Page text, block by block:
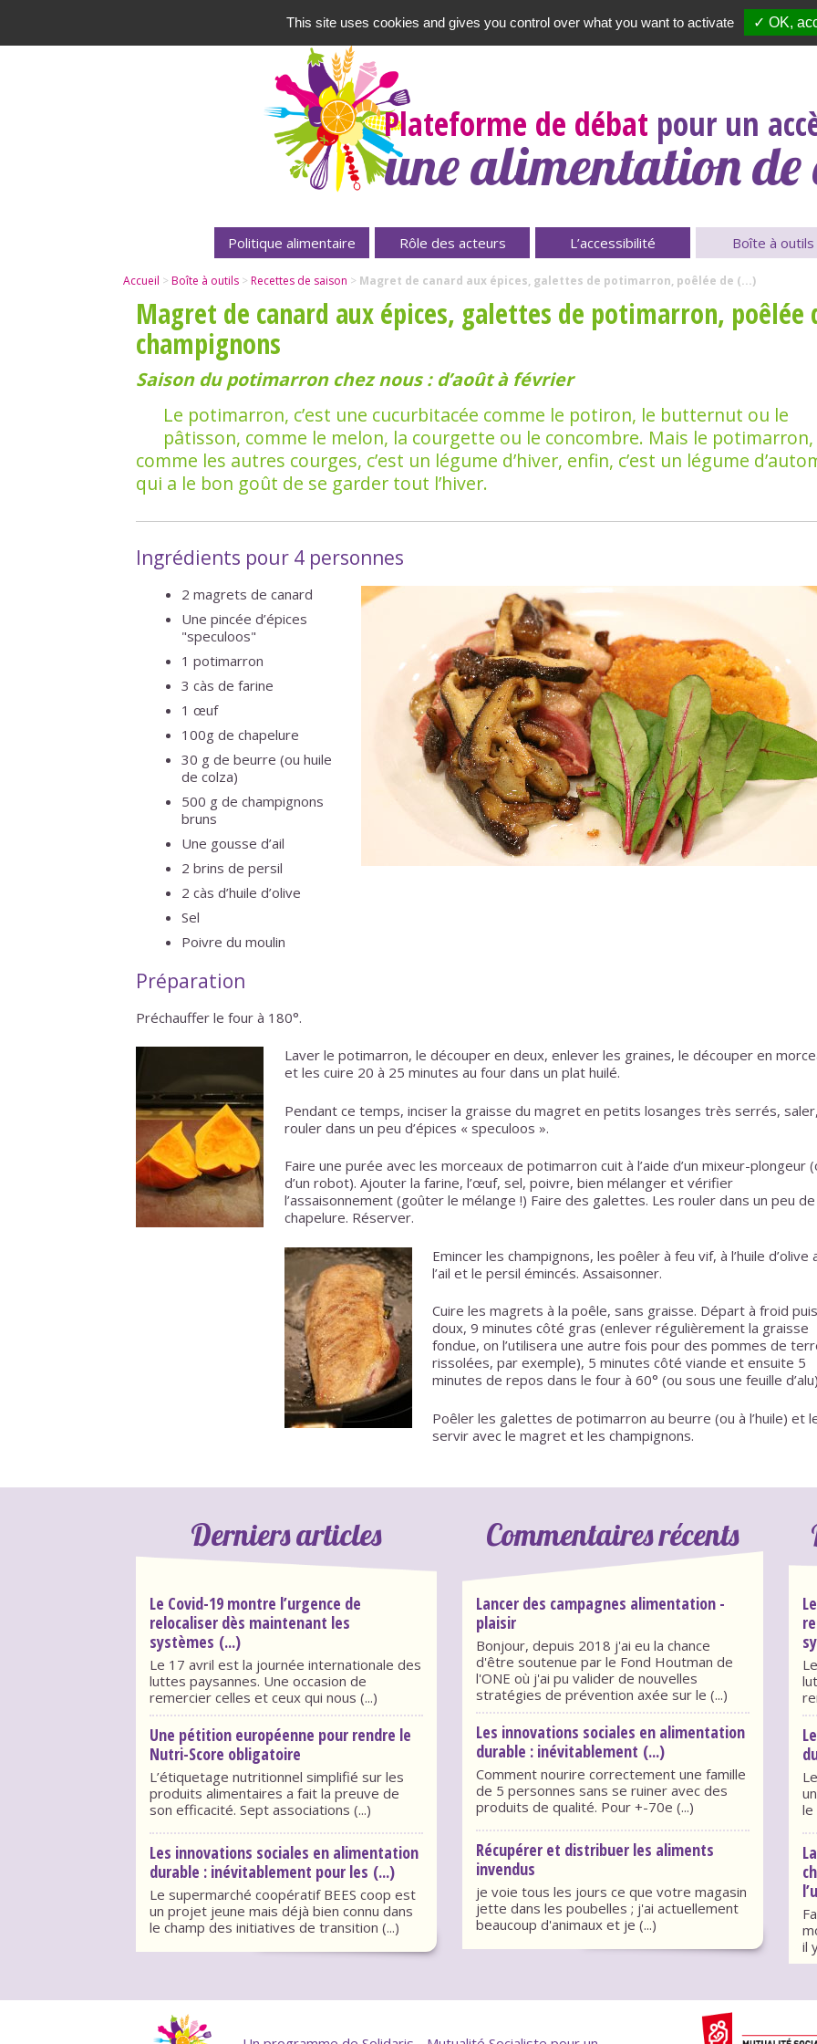
Plateforme de débat pour un
une alimentation
Politique alimentaire Rôle des acteurs L’accessibilité Boîte à outils
Accueil > Boîte à outils > Recettes de saison > Magret de canard aux épices, galettes de potimarron, poêlée de (...)
Magret de canard aux épices, galettes de potimarron, poêlée
champignons
Saison du potimarron chez nous : d’août à février
Le potimarron, c’est une cucurbitacée comme le potiron, le butternut ou le
pâtisson, comme le melon, la courgette ou le concombre. Mais le potimarron,
comme les autres courges, c’est un légume d’hiver, enfin, c’est un légume
qui a le bon goût de se garder tout l’hiver.
Ingrédients pour 4 personnes
2 magrets de canard
Une pincée d’épices
"speculoos"
1 potimarron
3 càs de farine
1 œuf
100g de chapelure
30 g de beurre (ou huile
de colza)
500 g de champignons
bruns
Une gousse d’ail
2 brins de persil
2 càs d’huile d’olive
Sel
Poivre du moulin
Préparation
Préchauffer le four à 180°.
Laver le potimarron, le découper en deux, enlever les graines, le découper en
et les cuire 20 à 25 minutes au four dans un plat huilé.
Pendant ce temps, inciser la graisse du magret en petits losanges très serrés,
rouler dans un peu d’épices « speculoos ».
Faire une purée avec les morceaux de potimarron cuit à l’aide d’un mixeur-plongeur
d’un robot). Ajouter la farine, l’œuf, sel, poivre, bien mélanger et vérifier
l’assaisonnement (goûter le mélange !) Faire des galettes. Les rouler dans un peu de
chapelure. Réserver.
Emincer les champignons, les poêler à feu vif, à l’huile d’olive
l’ail et le persil émincés. Assaisonner.
Cuire les magrets à la poêle, sans graisse. Départ à froid
doux, 9 minutes côté gras (enlever régulièrement la graisse
fondue, on l’utilisera une autre fois pour des pommes de
rissolées, par exemple), 5 minutes côté viande et ensuite 5
minutes de repos dans le four à 60° (ou sous une feuille
Poêler les galettes de potimarron au beurre (ou à l’huile) et
servir avec le magret et les champignons.
Derniers articles
Le Covid-19 montre l’urgence de
relocaliser dès maintenant les
systèmes (...)
Le 17 avril est la journée internationale des
luttes paysannes. Une occasion de
remercier celles et ceux qui nous (...)
Une pétition européenne pour rendre le
Nutri-Score obligatoire
L’étiquetage nutritionnel simplifié sur les
produits alimentaires a fait la preuve de
son efficacité. Sept associations (...)
Les innovations sociales en alimentation
durable : inévitablement pour les (...)
Le supermarché coopératif BEES coop est
un projet jeune mais déjà bien connu dans
le champ des initiatives de transition (...)
Commentaires récents
Lancer des campagnes alimentation -
plaisir
Bonjour, depuis 2018 j'ai eu la chance
d'être soutenue par le Fond Houtman de
l'ONE où j'ai pu valider de nouvelles
stratégies de prévention axée sur le (...)
Les innovations sociales en alimentation
durable : inévitablement (...)
Comment nourire correctement une famille
de 5 personnes sans se ruiner avec des
produits de qualité. Pour +-70e (...)
Récupérer et distribuer les aliments
invendus
je voie tous les jours ce que votre magasin
jette dans les poubelles ; j'ai actuellement
beaucoup d'animaux et je (...)
le
il
Newsletter| A propos
This site uses cookies and gives you control over what you want to activate ✓ OK,